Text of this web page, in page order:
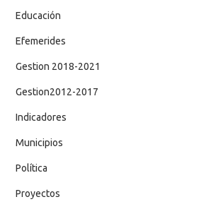
Educación
Efemerides
Gestion 2018-2021
Gestion2012-2017
Indicadores
Municipios
Política
Proyectos